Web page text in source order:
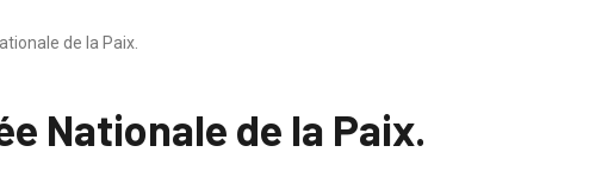
de la Paix.
Nationale de la Paix.